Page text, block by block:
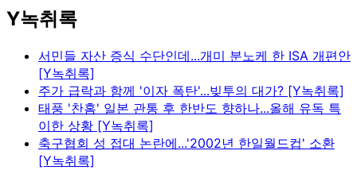
Y녹취록
서민들 자산 증식 수단인데...개미 분노케 한 ISA 개편안
[Y녹취록]
주가 급락과 함께 '이자 폭탄'...빚투의 대가? [Y녹취록]
태풍 '찬홈' 일본 관통 후 한반도 향하나...올해 유독 특
이한 상황 [Y녹취록]
축구협회 성 접대 논란에...'2002년 한일월드컵' 소환
[Y녹취록]